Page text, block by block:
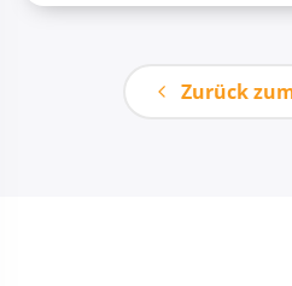
Zurück